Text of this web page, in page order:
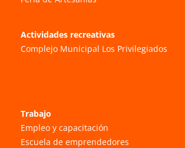
Actividades recreativas
Complejo Municipal Los Privilegiados
Trabajo
Empleo y capacitación
Escuela de emprendedores